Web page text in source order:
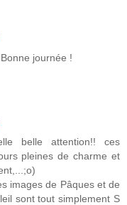
journée !
belle attention!! ces
pleines de charme et
images de Pâques et de
sont tout simplement S